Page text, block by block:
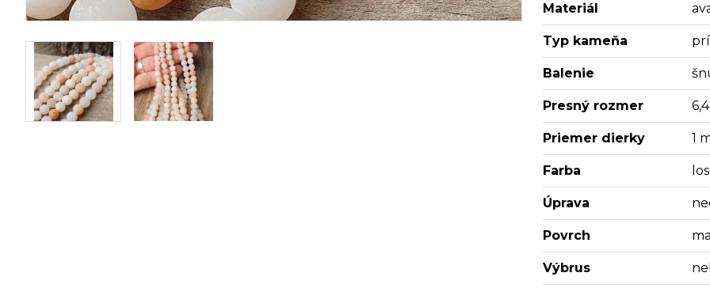
Materiál
Typ kameňa
Balenie
Presný rozmer
Priemer dierky 1
Farba
Úprava
Povrch
Výbrus